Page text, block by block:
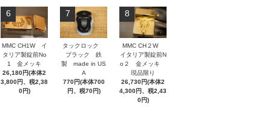
6
MMC CH1W イ
タリア製錠前No
1 金メッキ
26,180円(本体2
3,800円、税2,38
0円)
7
タックロック
ブラック 鉄
製 made in US
A
770円(本体700
円、税70円)
8
MMC CH２W
イタリア製錠前N
o２ 金メッキ
現品限り
26,730円(本体2
4,300円、税2,43
0円)